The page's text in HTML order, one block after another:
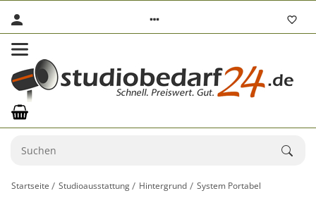
Startseite Studioausstattung Hintergrund System Portabel